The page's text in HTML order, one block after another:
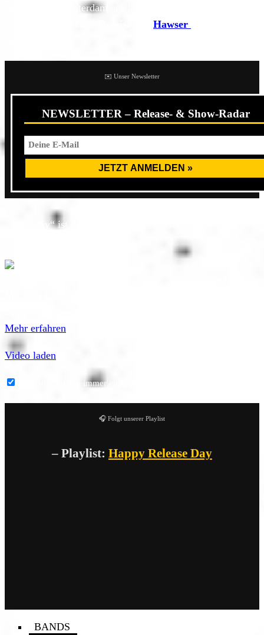
Heimatstadt Amsterdam erscheinen. Dort werden 18 Miles
Hawser
✉️ Unser Newsletter
NEWSLETTER – Release- & Show-Radar
„The Grey“ ist der Nachfolger der im Jahr 2015
Mehr erfahren
Video laden
YouTube-Inhalte immer entsperren
🎧 Folgt unserer Playlist
– Playlist: Happy Release Day
BANDS